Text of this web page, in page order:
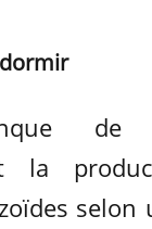
de
la
selon